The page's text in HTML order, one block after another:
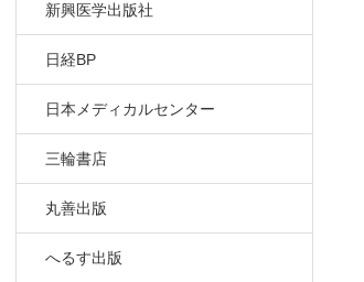
新興医学出版社
日経BP
日本メディカルセンター
三輪書店
丸善出版
へるす出版